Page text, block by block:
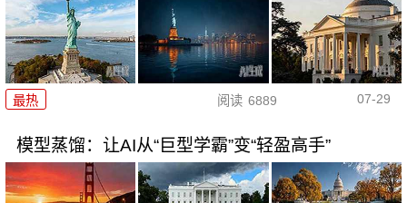
最热 阅读 6889 07-29
模型蒸馏：让AI从“巨型学霸”变“轻盈高手”